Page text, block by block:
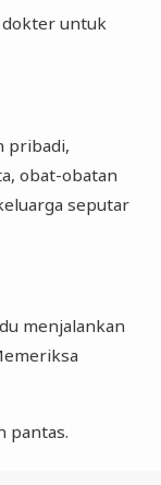
untuk
pribadi,
obat-obatan
seputar
menjalankan
pantas.